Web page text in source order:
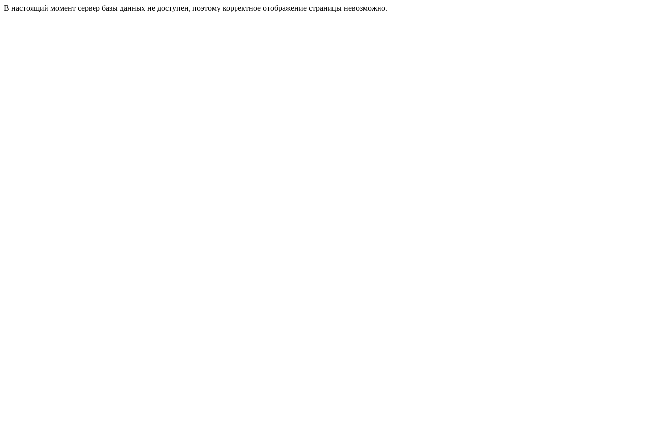
В настоящий момент сервер базы данных не доступен, поэтому корректное отображение страницы невозможно.